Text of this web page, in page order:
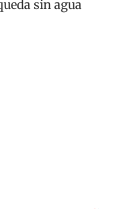
sin agua